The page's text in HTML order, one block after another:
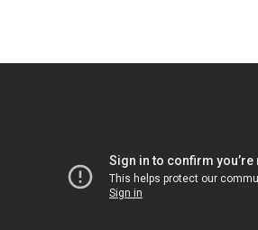
contenido